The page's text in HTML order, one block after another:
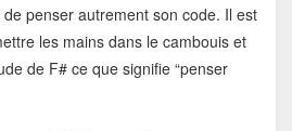
penser autrement son code. Il est
les mains dans le cambouis et
de F# ce que signifie “penser